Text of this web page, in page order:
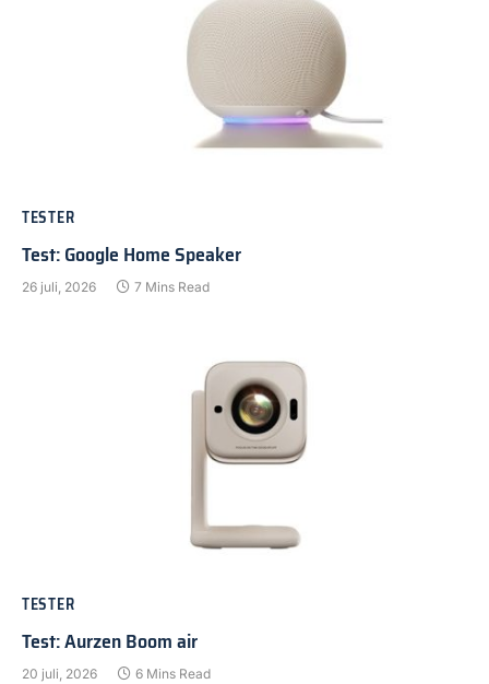
TESTER
Test: Google Home Speaker
26 juli, 2026 7 Mins Read
TESTER
Test: Aurzen Boom air
20 juli, 2026 6 Mins Read